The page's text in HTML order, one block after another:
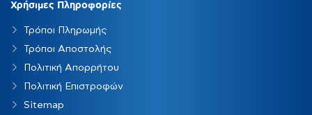
Χρήσιμες Πληροφορίες
Τρόποι Πληρωμής
Τρόποι Αποστολής
Πολιτική Απορρήτου
Πολιτική Επιστροφών
Sitemap